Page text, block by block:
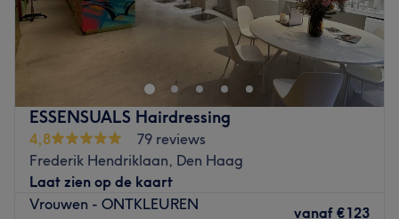
ESSENSUALS Hairdressing
4,8
79 reviews
Frederik Hendriklaan, Den Haag
Laat zien op de kaart
Vrouwen - ONTKLEUREN
vanaf €123